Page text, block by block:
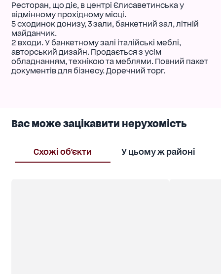
Ресторан, що діє, в центрі Єлисаветинська у
відмінному прохідному місці.
5 сходинок донизу, 3 зали, банкетний зал, літній
майданчик.
2 входи. У банкетному залі італійські меблі,
авторський дизайн. Продається з усім
обладнанням, технікою та меблями. Повний пакет
документів для бізнесу. Доречний торг.
Вас може зацікавити нерухомість
Схожі об'єкти У цьому ж районі